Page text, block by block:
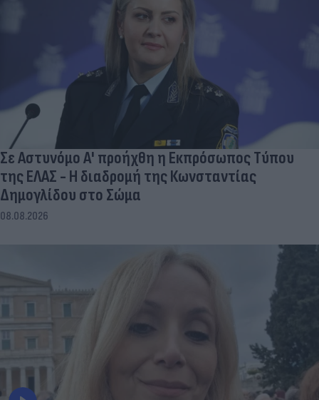
Σε Αστυνόμο Α' προήχθη η Εκπρόσωπος Τύπου
της ΕΛΑΣ - Η διαδρομή της Κωνσταντίας
Δημογλίδου στο Σώμα
08.08.2026